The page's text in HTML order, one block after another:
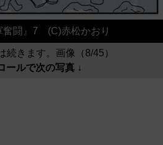
奮闘』7 (C)赤松かおり
続きます。画像（8/45）
ールで次の写真 ↓